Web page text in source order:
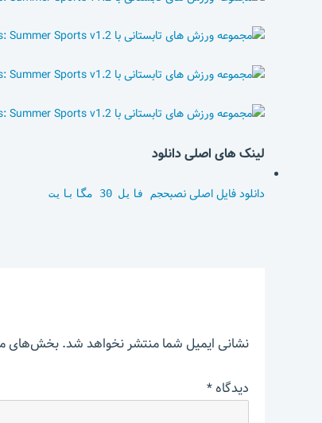
لینک های اصلی دانلود
دانلود فایل اصلی نصبحجم فایل 30 مگابایت
نشانی ایمیل شما منتشر نخواهد شد.بخش‌های
دیدگاه*